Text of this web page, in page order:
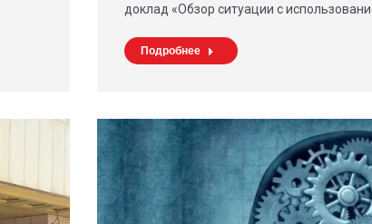
доклад «Обзор ситуации с
Подробнее